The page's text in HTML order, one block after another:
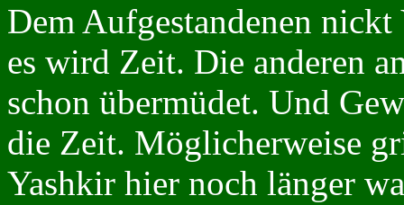
Dem Aufgestandenen
es wird Zeit. Die anderen
schon übermüdet. Und
die Zeit. Möglicherweise
Yashkir hier noch länger